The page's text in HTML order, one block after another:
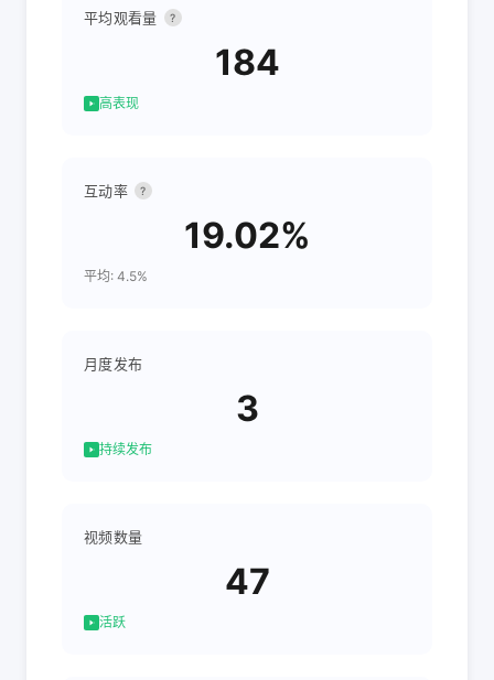
平均观看量 ?
184
高表现
互动率 ?
19.02%
平均: 4.5%
月度发布
3
持续发布
视频数量
47
活跃